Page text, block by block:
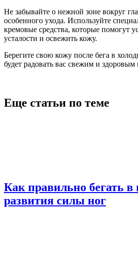
Не забывайте о нежной зоне вокруг
особенного ухода. Используйте
кремовые средства, которые помогут
усталости и освежить кожу.
Берегите свою кожу после бега в
будет радовать вас свежим и
Еще статьи по теме
Как правильно бегать в
развития силы ног